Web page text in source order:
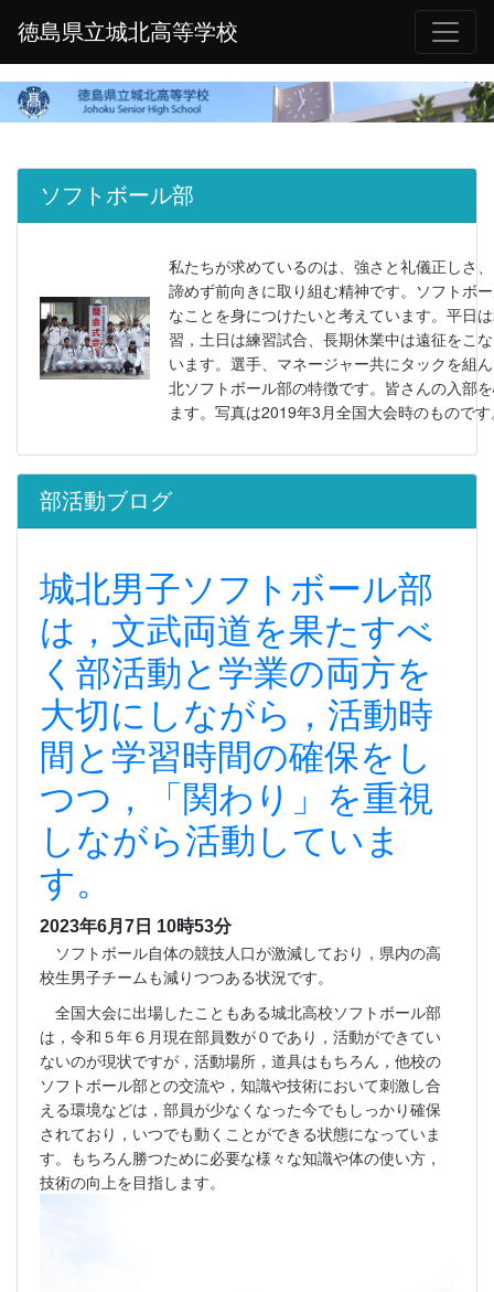
徳島県立城北高等学校
ソフトボール部
私たちが求めているのは、強さと礼儀正しさ
諦めず前向きに取り組む精神です。ソフトボ
なことを身につけたいと考えています。平日
習，土日は練習試合、長期休業中は遠征をこ
います。選手、マネージャー共にタックを組
北ソフトボール部の特徴です。皆さんの入部
ます。写真は2019年3月全国大会時のもので
部活動ブログ
城北男子ソフトボール部
は，文武両道を果たすべ
く部活動と学業の両方を
大切にしながら，活動時
間と学習時間の確保をし
つつ，「関わり」を重視
しながら活動していま
す。
2023年6月7日 10時53分
ソフトボール自体の競技人口が激減しており，県内の高
校生男子チームも減りつつある状況です。
全国大会に出場したこともある城北高校ソフトボール部
は，令和５年６月現在部員数が０であり，活動ができてい
ないのが現状ですが，活動場所，道具はもちろん，他校の
ソフトボール部との交流や，知識や技術において刺激し合
える環境などは，部員が少なくなった今でもしっかり確保
されており，いつでも動くことができる状態になっていま
す。もちろん勝つために必要な様々な知識や体の使い方，
技術の向上を目指します。